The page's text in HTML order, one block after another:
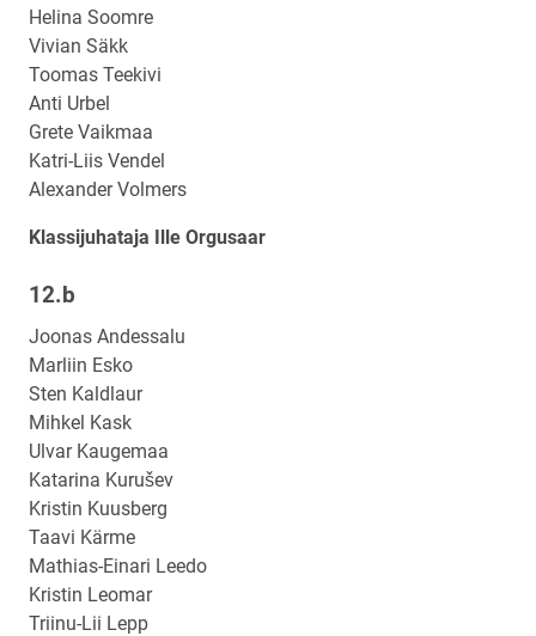
Helina Soomre
Vivian Säkk
Toomas Teekivi
Anti Urbel
Grete Vaikmaa
Katri-Liis Vendel
Alexander Volmers
Klassijuhataja Ille Orgusaar
Klassi
nimi
12.b
Joonas Andessalu
Marliin Esko
Sten Kaldlaur
Mihkel Kask
Ulvar Kaugemaa
Katarina Kurušev
Kristin Kuusberg
Taavi Kärme
Mathias-Einari Leedo
Kristin Leomar
Triinu-Lii Lepp